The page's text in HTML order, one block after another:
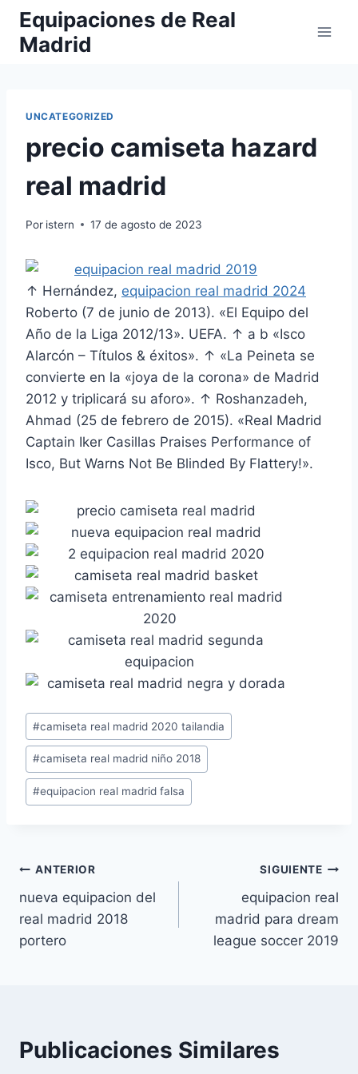
Saltar
contenido
Equipaciones de Real
Madrid
UNCATEGORIZED
precio camiseta hazard
real madrid
Por istern 17 de agosto de 2023
↑ Hernández, equipacion real madrid 2024
Roberto (7 de junio de 2013). «El Equipo del
Año de la Liga 2012/13». UEFA. ↑ a b «Isco
Alarcón – Títulos & éxitos». ↑ «La Peineta se
convierte en la «joya de la corona» de Madrid
2012 y triplicará su aforo». ↑ Roshanzadeh,
Ahmad (25 de febrero de 2015). «Real Madrid
Captain Iker Casillas Praises Performance of
Isco, But Warns Not Be Blinded By Flattery!».
Etiquetas
de
la
entrada:
#camiseta real madrid 2020 tailandia
#camiseta real madrid niño 2018
#equipacion real madrid falsa
Navegación
de
entradas
ANTERIOR
nueva equipacion del
real madrid 2018
portero
SIGUIENTE
equipacion real
madrid para dream
league soccer 2019
Publicaciones Similares